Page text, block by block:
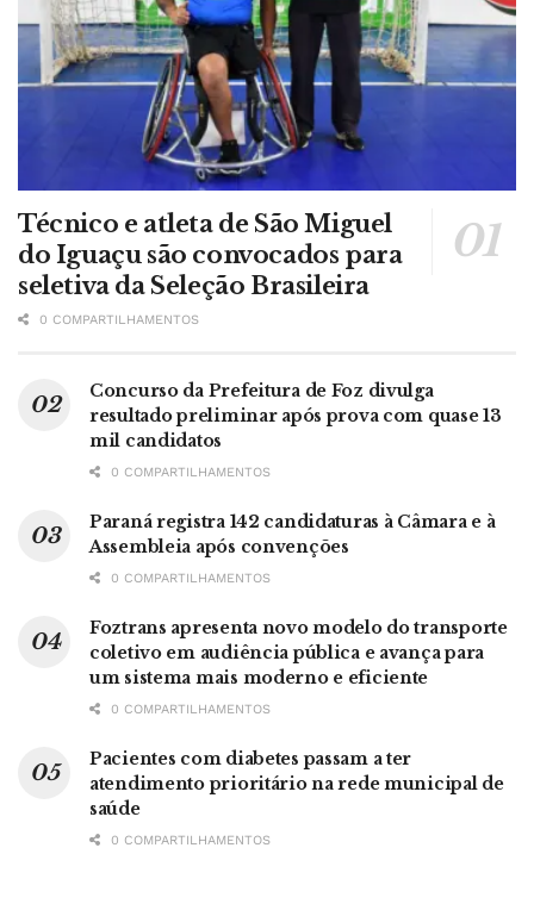
Técnico e atleta de São Miguel
do Iguaçu são convocados para
seletiva da Seleção Brasileira
0 COMPARTILHAMENTOS
Concurso da Prefeitura de Foz divulga
resultado preliminar após prova com quase 13
mil candidatos
0 COMPARTILHAMENTOS
Paraná registra 142 candidaturas à Câmara e à
Assembleia após convenções
0 COMPARTILHAMENTOS
Foztrans apresenta novo modelo do transporte
coletivo em audiência pública e avança para
um sistema mais moderno e eficiente
0 COMPARTILHAMENTOS
Pacientes com diabetes passam a ter
atendimento prioritário na rede municipal de
saúde
0 COMPARTILHAMENTOS